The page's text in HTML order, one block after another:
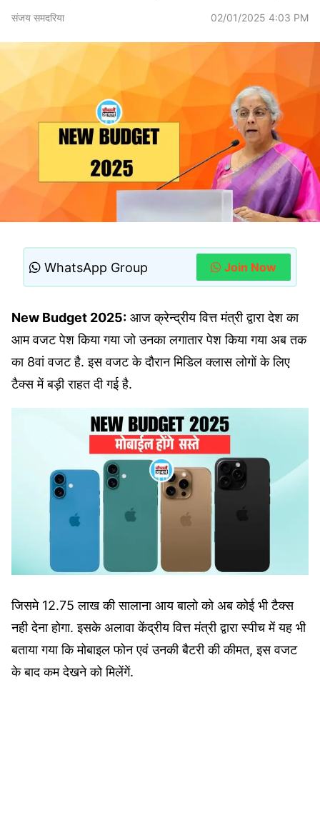
संजय समदरिया 02/01/2025 4:03 PM
WhatsApp Group Join Now
New Budget 2025: आज क्रेन्द्रीय वित्त मंत्री द्वारा देश का
आम वजट पेश किया गया जो उनका लगातार पेश किया गया अब तक
का 8वां वजट है. इस वजट के दौरान मिडिल क्लास लोगों के लिए
टैक्स में बड़ी राहत दी गई है.
जिसमे 12.75 लाख की सालाना आय बालो को अब कोई भी टैक्स
नही देना होगा. इसके अलावा केंद्रीय वित्त मंत्री द्वारा स्पीच में यह भी
बताया गया कि मोबाइल फोन एवं उनकी बैटरी की कीमत, इस वजट
के बाद कम देखने को मिलेंगें.